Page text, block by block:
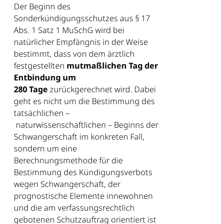
Der Beginn des
Sonderkündigungsschutzes aus § 17
Abs. 1 Satz 1 MuSchG wird bei
natürlicher Empfängnis in der Weise
bestimmt, dass von dem ärztlich
festgestellten mutmaßlichen Tag der
Entbindung um
280 Tage zurückgerechnet wird. Dabei
geht es nicht um die Bestimmung des
tatsächlichen –
naturwissenschaftlichen – Beginns der
Schwangerschaft im konkreten Fall,
sondern um eine
Berechnungsmethode für die
Bestimmung des Kündigungsverbots
wegen Schwangerschaft, der
prognostische Elemente innewohnen
und die am verfassungsrechtlich
gebotenen Schutzauftrag orientiert ist